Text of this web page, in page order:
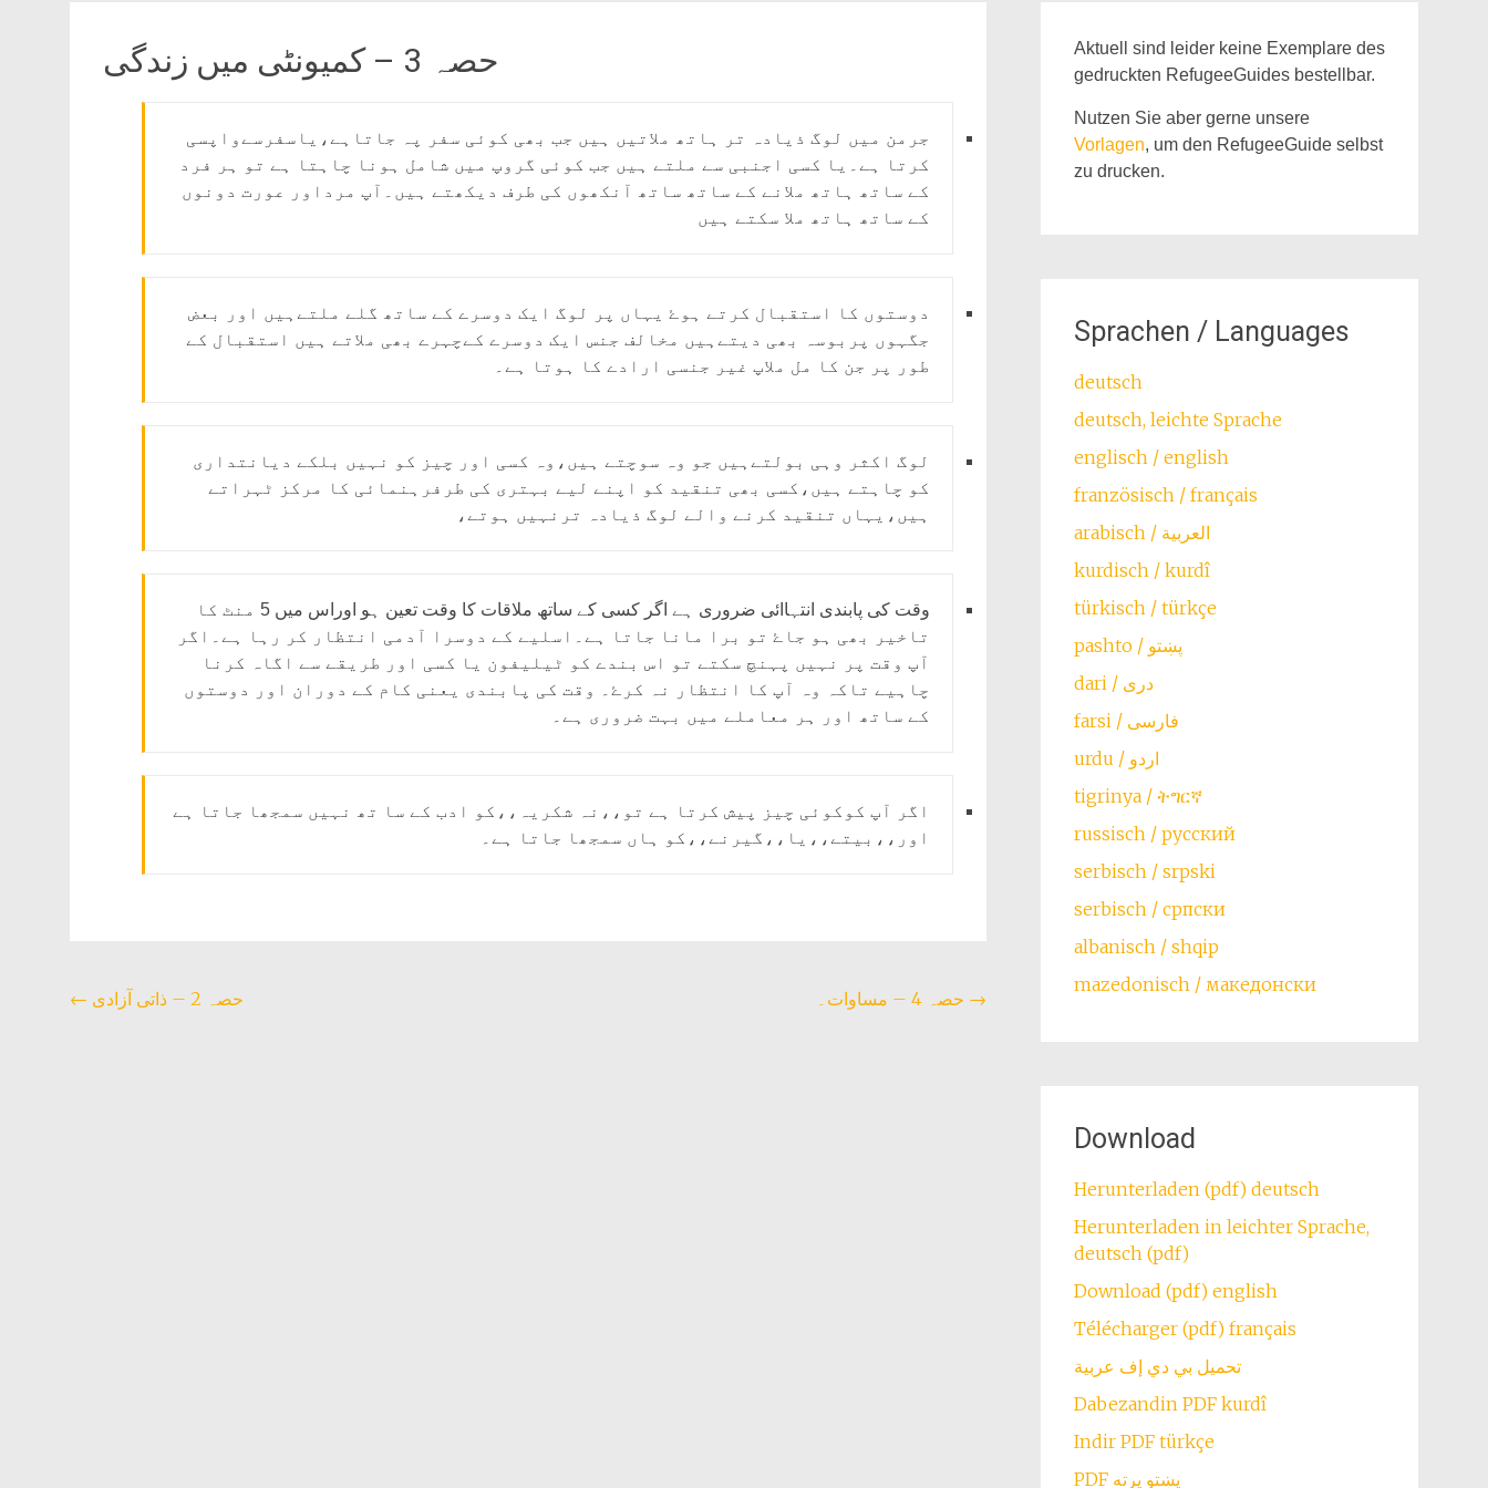
حصہ 3 – کميونٹی ميں زندگی
جرمن میں لوگ ذیادہ تر ہاتھ ملاتیں ہیں جب بھی کوئی سفر پہ جاتاہے،یاسفرسےواپسی
کرتا ہے۔یا کسی اجنبی سے ملتے ہیں جب کوئی گروپ میں شامل ہونا چاہتا ہے تو ہر فرد
کے ساتھ ہاتھ ملانے کے ساتھ ساتھ آنکھوں کی طرف دیکھتے ہیں۔آپ مرداور عورت دونوں
کے ساتھ ہاتھ ملا سکتے ہیں
دوستوں کا استقبال کرتے ہوۓ یہاں پر لوگ ایک دوسرے کے ساتھ گلے ملتےہیں اور بعض
جگہوں پربوسہ بھی دیتےہیں مخالف جنس ایک دوسرے کےچہرے بھی ملاتے ہیں استقبال کے
طور پر جن کا مل ملاپ غیر جنسی ارادے کا ہوتا ہے۔
لوگ اکثر وہی بولتےہیں جو وہ سوچتے ہیں،وہ کسی اور چیز کو نہیں بلکے دیانتداری
کو چاہتے ہیں،کسی بھی تنقید کو اپنے لیے بہتری کی طرفرہنمائی کا مرکز ٹہراتے
ہیں،یہاں تنقید کرنے والے لوگ ذیادہ ترنہیں ہوتے،
وقت کی پابندی انتہاائی ضروری ہے اگر کسی کے ساتھ ملاقات کا وقت تعین ہو اوراس میں 5 منٹ کا
تاخیر بھی ہو جاۓ تو برا مانا جاتا ہے۔اسلیے کے دوسرا آدمی انتظار کر رہا ہے۔اگر
آپ وقت پر نہیں پہنچ سکتے تو اس بندے کو ٹیلیفون یا کسی اور طریقے سے اگاہ کرنا
چاہیے تاکہ وہ آپ کا انتظار نہ کرۓ۔ وقت کی پابندی یعنی کام کے دوران اور دوستوں
کے ساتھ اور ہر معاملے میں بہت ضروری ہے۔
اگر آپ کوکوئی چیز پیش کرتا ہے تو،،نہ شکریہ،،کو ادب کے سا تھ نہیں سمجھا جاتا ہے
اور،،بیتے،،یا،،گیرنے،،کو ہاں سمجھا جاتا ہے۔
Beitragsnavigation
← حصہ 2 – ذاتی آزادی →
Aktuell sind leider keine Exemplare des
gedruckten RefugeeGuides bestellbar.
Nutzen Sie aber gerne unsere
Vorlagen, um den RefugeeGuide selbst
zu drucken.
Sprachen / Languages
deutsch
deutsch, leichte Sprache
englisch / english
französisch / français
arabisch / العربية
kurdisch / kurdî
türkisch / türkçe
dari / ‏درى‎
farsi / ‏فارسی
urdu / اردو
tigrinya / ትግርኛ
russisch / русский
serbisch / srpski
serbisch / српски
albanisch / shqip
mazedonisch / македонски
Download
Herunterladen (pdf) deutsch
Herunterladen in leichter Sprache,
deutsch (pdf)
Download (pdf) english
Télécharger (pdf) français
تحميل بي دي إف عربية
Dabezandin PDF kurdî
Indir PDF türkçe
PDF پښتو پرته